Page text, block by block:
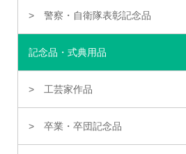
警察・自衛隊表彰記念品
記念品・式典用品
工芸家作品
卒業・卒団記念品